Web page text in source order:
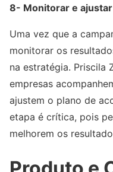
8- Monitorar e
Uma vez que a
monitorar os
na estratégia. Priscila
empresas
ajustem o plano de
etapa é crítica, pois
melhorem os